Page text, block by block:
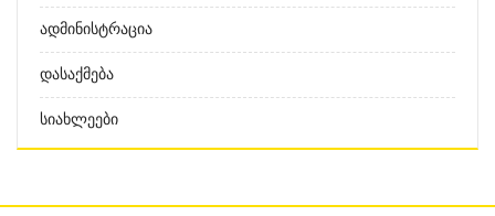
Ადმინისტრაცია
Დასაქმება
Სიახლეები